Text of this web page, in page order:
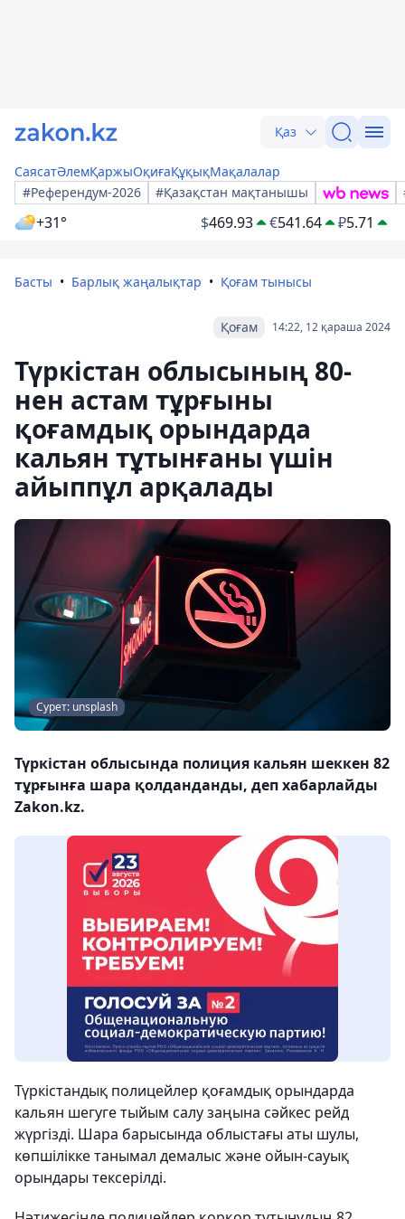
Қаз
СаясатӘлемҚаржыОқиғаҚұқықМақалалар
#Референдум-2026
#Қазақстан мақтанышы
+31° $469.93 €541.64 ₽5.71
Басты Барлық жаңалықтар Қоғам тынысы
14:22, 12 қараша 2024
Қоғам
Түркістан облысының 80-
нен астам тұрғыны
қоғамдық орындарда
кальян тұтынғаны үшін
айыппұл арқалады
Сурет: unsplash
Түркістан облысында полиция кальян шеккен 82
тұрғынға шара қолданданды, деп хабарлайды
Zakon.kz.
Түркістандық полицейлер қоғамдық орындарда
кальян шегуге тыйым салу заңына сәйкес рейд
жүргізді. Шара барысында облыстағы аты шулы,
көпшілікке танымал демалыс және ойын-сауық
орындары тексерілді.